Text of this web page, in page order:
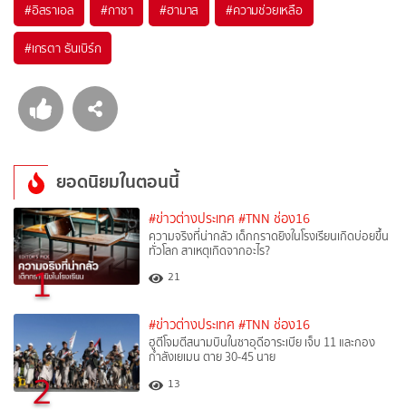
#อิสราเอล #กาซา #ฮามาส #ความช่วยเหลือ
#เกรตา ธันเบิร์ก
ยอดนิยมในตอนนี้
1
#ข่าวต่างประเทศ #TNN ช่อง16
ความจริงที่น่ากลัว เด็กกราดยิงในโรงเรียนเกิดบ่อยขึ้น
ทั่วโลก สาเหตุเกิดจากอะไร?
21
2
#ข่าวต่างประเทศ #TNN ช่อง16
ฮูตีโจมตีสนามบินในซาอุดีอาระเบีย เจ็บ 11 และกอง
กำลังเยเมน ตาย 30-45 นาย
13